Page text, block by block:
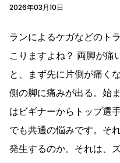
2026年03月10日
ランによるケガなどのト
こりますよね？ 両脚が痛
と、まず先に片側が痛く
側の脚に痛みが出る。始
はビギナーからトップ選
でも共通の悩みです。そ
発生するのか。それは、